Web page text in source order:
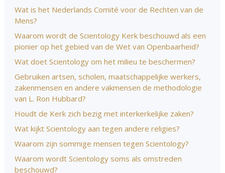
Wat is het Nederlands Comité voor de Rechten van de
Mens?
Waarom wordt de Scientology Kerk beschouwd als een
pionier op het gebied van de Wet van Openbaarheid?
Wat doet Scientology om het milieu te beschermen?
Gebruiken artsen, scholen, maatschappelijke werkers,
zakenmensen en andere vakmensen de methodologie
van L. Ron Hubbard?
Houdt de Kerk zich bezig met interkerkelijke zaken?
Wat kijkt Scientology aan tegen andere religies?
Waarom zijn sommige mensen tegen Scientology?
Waarom wordt Scientology soms als omstreden
beschouwd?